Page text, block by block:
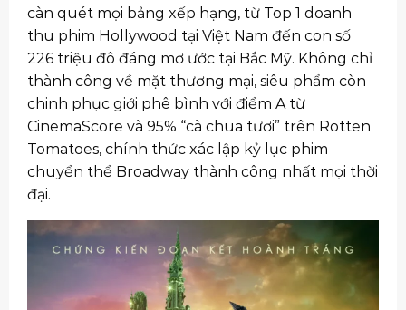
càn quét mọi bảng xếp hạng, từ Top 1 doanh
thu phim Hollywood tại Việt Nam đến con số
226 triệu đô đáng mơ ước tại Bắc Mỹ. Không chỉ
thành công về mặt thương mại, siêu phẩm còn
chinh phục giới phê bình với điểm A từ
CinemaScore và 95% “cà chua tươi” trên Rotten
Tomatoes, chính thức xác lập kỷ lục phim
chuyển thể Broadway thành công nhất mọi thời
đại.